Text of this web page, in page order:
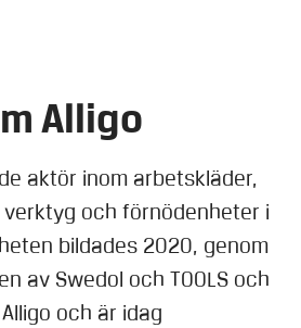
Alligo
aktör inom arbetskläder,
och förnödenheter i
bildades 2020, genom
av Swedol och TOOLS och
och är idag